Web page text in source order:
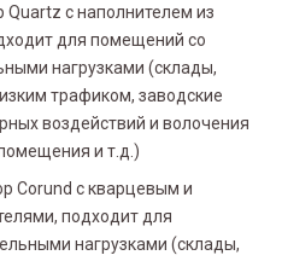
Quartz с наполнителем из
для помещений со
нагрузками (склады,
трафиком, заводские
воздействий и волочения
и т.д.)
Corund с кварцевым и
подходит для
нагрузками (склады,